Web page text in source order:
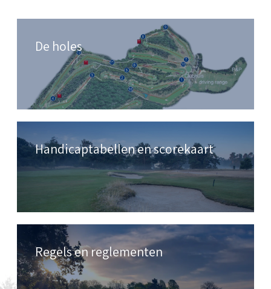
De holes
Handicaptabellen en scorekaart
Regels en reglementen